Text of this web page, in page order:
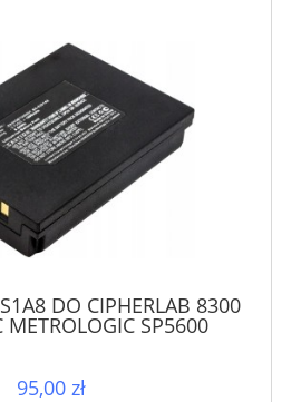
DO CIPHERLAB 8300
METROLOGIC SP5600
95,00 zł